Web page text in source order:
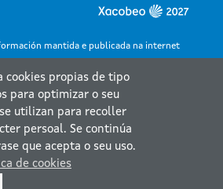
mantida e publicada na internet
cookies propias de tipo
para optimizar o seu
utilizan para recoller
persoal. Se continúa
que acepta o seu uso.
de cookies